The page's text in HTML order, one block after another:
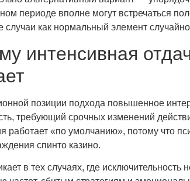
периоде вполне могут встречаться
случаи как нормальный элемент
интенсивная
позиции подхода повышенное
требующий срочных изменений
работает «по умолчанию», потому что
спинто казино.
в тех случаях, где